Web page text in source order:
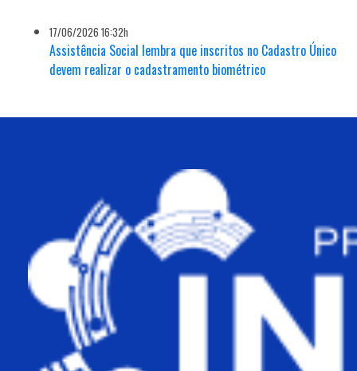
17/06/2026 16:32h
Assistência Social lembra que inscritos no Cadastro Único
devem realizar o cadastramento biométrico